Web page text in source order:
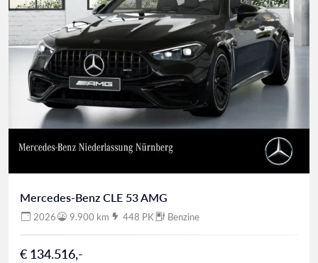
Mercedes-Benz CLE 53 AMG
2026 9.900 km 448 PK Benzine
€ 134.516,-